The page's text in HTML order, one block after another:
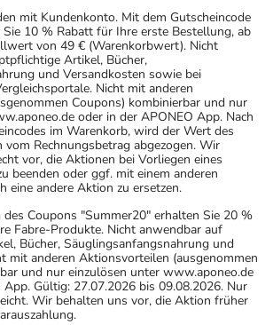
mit Kundenkonto. Mit dem Gutscheincode
10 % Rabatt für Ihre erste Bestellung, ab
von 49 € (Warenkorbwert). Nicht
Artikel, Bücher,
und Versandkosten sowie bei
Nicht mit anderen
Coupons) kombinierbar und nur
oder in der APONEO App. Nach
im Warenkorb, wird der Wert des
Rechnungsbetrag abgezogen. Wir
vor, die Aktionen bei Vorliegen eines
beenden oder ggf. mit einem anderen
eine andere Aktion zu ersetzen.
Coupons "Summer20" erhalten Sie 20 %
Fabre-Produkte. Nicht anwendbar auf
Bücher, Säuglingsanfangsnahrung und
mit anderen Aktionsvorteilen (ausgenommen
und nur einzulösen unter www.aponeo.de
Gültig: 27.07.2026 bis 09.08.2026. Nur
Wir behalten uns vor, die Aktion früher